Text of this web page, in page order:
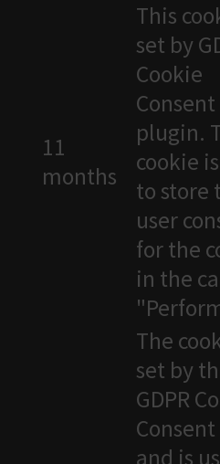
11
months
This
set by
Cookie
Consent
plugin.
cookie
to store
user
for the
in the
The
set by
GDPR
and is